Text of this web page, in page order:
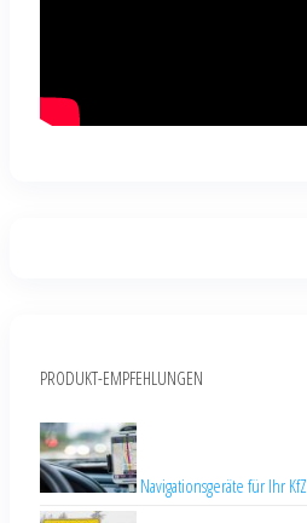
PRODUKT-EMPFEHLUNGEN
Navigationsgeräte für Ihr KfZ